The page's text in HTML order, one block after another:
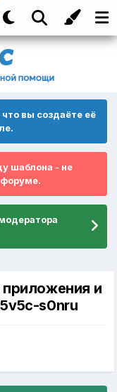
вы создаёте её
шаблона - не
приложения и
s0nru